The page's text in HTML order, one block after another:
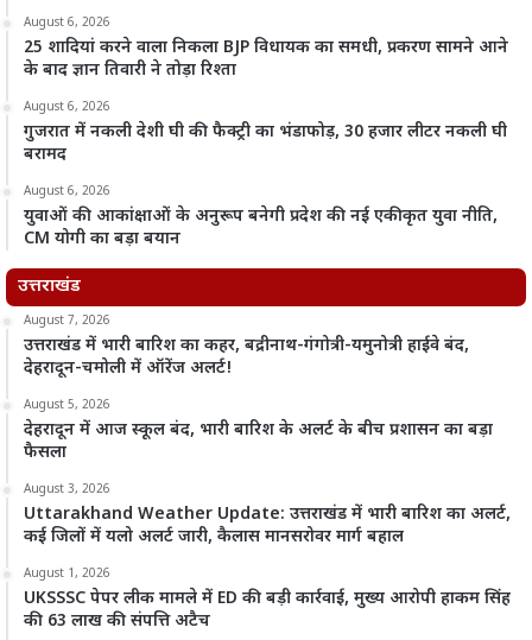
August 6, 2026
25 शादियां करने वाला निकला BJP विधायक का समधी, प्रकरण सामने आने
के बाद ज्ञान तिवारी ने तोड़ा रिश्ता
August 6, 2026
गुजरात में नकली देशी घी की फैक्ट्री का भंडाफोड़, 30 हजार लीटर नकली घी
बरामद
August 6, 2026
युवाओं की आकांक्षाओं के अनुरूप बनेगी प्रदेश की नई एकीकृत युवा नीति,
CM योगी का बड़ा बयान
उत्तराखंड
August 7, 2026
उत्तराखंड में भारी बारिश का कहर, बद्रीनाथ-गंगोत्री-यमुनोत्री हाईवे बंद,
देहरादून-चमोली में ऑरेंज अलर्ट!
August 5, 2026
देहरादून में आज स्कूल बंद, भारी बारिश के अलर्ट के बीच प्रशासन का बड़ा
फैसला
August 3, 2026
Uttarakhand Weather Update: उत्तराखंड में भारी बारिश का अलर्ट,
कई जिलों में यलो अलर्ट जारी, कैलास मानसरोवर मार्ग बहाल
August 1, 2026
UKSSSC पेपर लीक मामले में ED की बड़ी कार्रवाई, मुख्य आरोपी हाकम सिंह
की 63 लाख की संपत्ति अटैच